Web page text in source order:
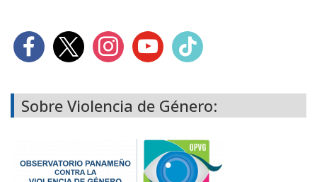
Sobre Violencia de Género: